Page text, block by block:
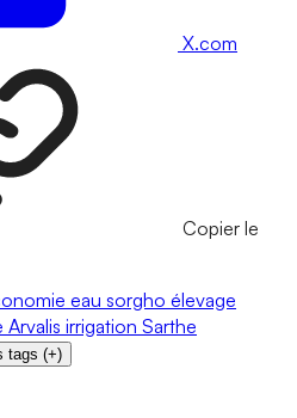
X.com
Copier le
eau sorgho élevage
Arvalis irrigation Sarthe
tags (+)